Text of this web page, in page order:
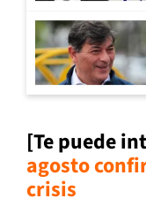
[Te puede
agosto
crisis